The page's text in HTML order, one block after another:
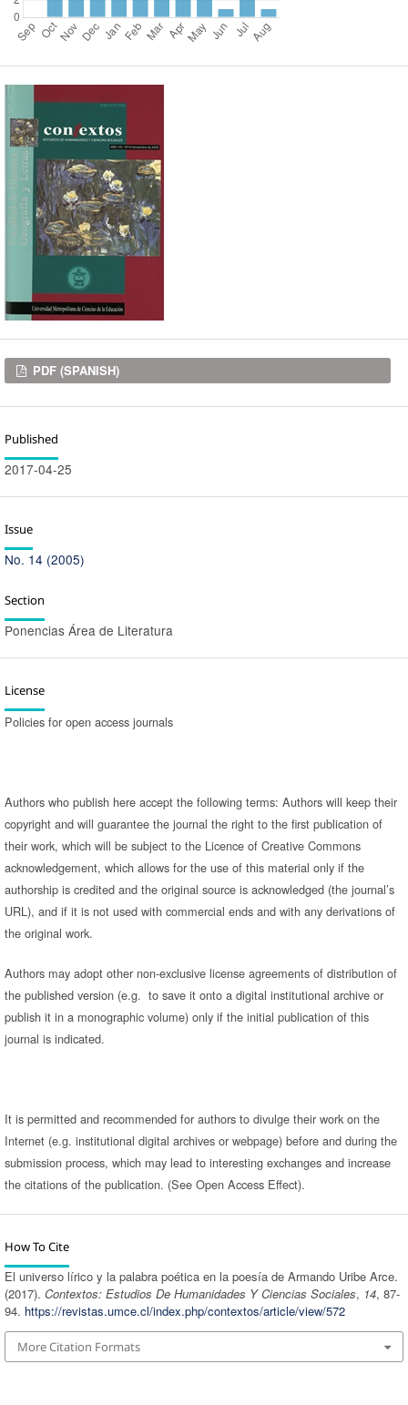
Downloads
PDF (SPANISH)
Published
2017-04-25
Issue
No. 14 (2005)
Section
Ponencias Área de Literatura
License
Policies for open access journals
Authors who publish here accept the following terms: Authors will keep their
copyright and will guarantee the journal the right to the first publication of
their work, which will be subject to the Licence of Creative Commons
acknowledgement, which allows for the use of this material only if the
authorship is credited and the original source is acknowledged (the journal’s
URL), and if it is not used with commercial ends and with any derivations of
the original work.
Authors may adopt other non-exclusive license agreements of distribution of
the published version (e.g. to save it onto a digital institutional archive or
publish it in a monographic volume) only if the initial publication of this
journal is indicated.
It is permitted and recommended for authors to divulge their work on the
Internet (e.g. institutional digital archives or webpage) before and during the
submission process, which may lead to interesting exchanges and increase
the citations of the publication. (See Open Access Effect).
How To Cite
El universo lírico y la palabra poética en la poesía de Armando Uribe Arce.
(2017). Contextos: Estudios De Humanidades Y Ciencias Sociales, 14, 87-
94. https://revistas.umce.cl/index.php/contextos/article/view/572
More Citation Formats